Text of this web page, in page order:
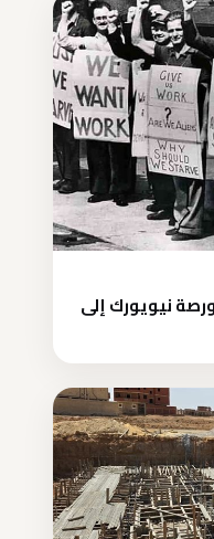
بورصة نيويورك إلى